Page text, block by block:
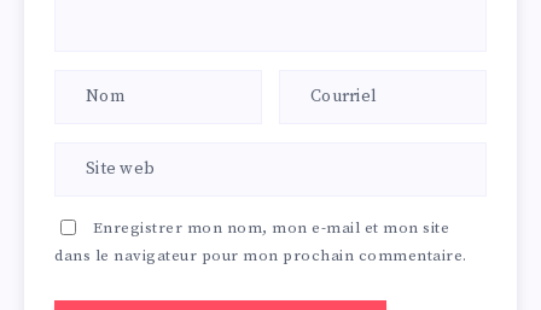
Enregistrer mon nom, mon e-mail et mon site
dans le navigateur pour mon prochain commentaire.